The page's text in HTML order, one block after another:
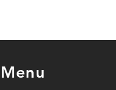
Menu